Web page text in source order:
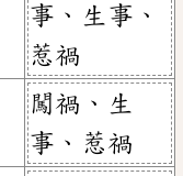
事、生事、
惹禍
闖禍、生
事、惹禍